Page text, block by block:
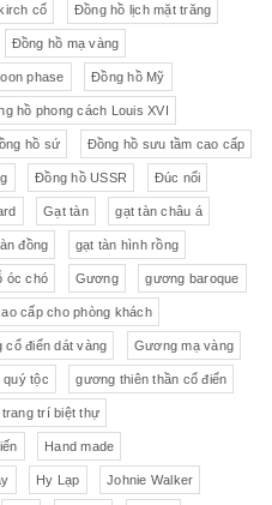
cổ Đồng hồ lịch mặt trăng
Đồng hồ mạ vàng
phase Đồng hồ Mỹ
hồ phong cách Louis XVI
hồ sứ Đồng hồ sưu tầm cao cấp
Đồng hồ USSR Đúc nổi
Gạt tàn gạt tàn châu á
đồng gạt tàn hình rồng
óc chó Gương gương baroque
cấp cho phòng khách
cổ điển dát vàng Gương mạ vàng
tộc gương thiên thần cổ điển
trí biệt thự
Hand made
Hy Lạp Johnie Walker